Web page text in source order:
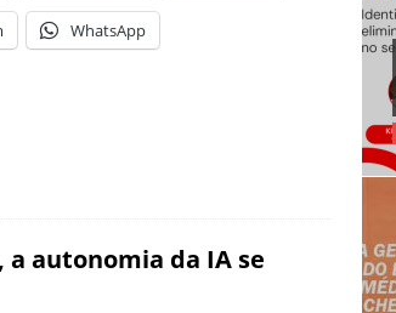
WhatsApp
a autonomia da IA se